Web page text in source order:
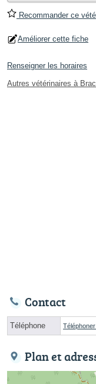
Recommander ce
Améliorer cette fiche
Renseigner les horaires
Autres vétérinaires à
Contact
Téléphone
Plan et